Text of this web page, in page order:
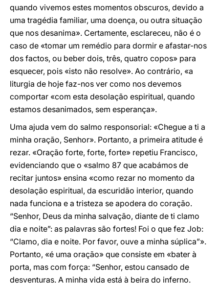
quando vivemos estes momentos obscuros, devido a
uma tragédia familiar, uma doença, ou outra situação
que nos desanima». Certamente, esclareceu, não é o
caso de «tomar um remédio para dormir e afastar-nos
dos factos, ou beber dois, três, quatro copos» para
esquecer, pois «isto não resolve». Ao contrário, «a
liturgia de hoje faz-nos ver como nos devemos
comportar «com esta desolação espiritual, quando
estamos desanimados, sem esperança».
Uma ajuda vem do salmo responsorial: «Chegue a ti a
minha oração, Senhor». Portanto, a primeira atitude é
rezar. «Oração forte, forte, forte» repetiu Francisco,
evidenciando que o «salmo 87 que acabámos de
recitar juntos» ensina «como rezar no momento da
desolação espiritual, da escuridão interior, quando
nada funciona e a tristeza se apodera do coração.
“Senhor, Deus da minha salvação, diante de ti clamo
dia e noite”: as palavras são fortes! Foi o que fez Job:
“Clamo, dia e noite. Por favor, ouve a minha súplica”».
Portanto, «é uma oração» que consiste em «bater à
porta, mas com força: “Senhor, estou cansado de
desventuras. A minha vida está à beira do inferno.